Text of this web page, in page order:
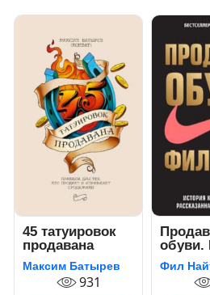
45 татуировок
продавана
Максим Батырев
931
обуви.
Фил